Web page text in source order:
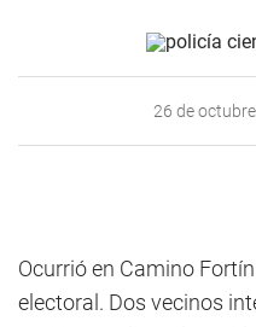
26 de
Ocurrió en Camino
electoral. Dos vecinos